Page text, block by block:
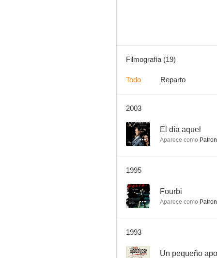
Filmografía (19)
Todo Reparto
2003
-- El día aquel
Aparece como
1995
-- Fourbi
Aparece como
1993
-- Un pequeño